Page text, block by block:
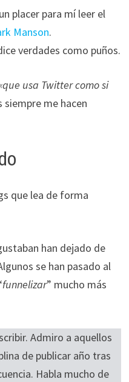
placer para mí leer el
Manson.
verdades como puños.
usa Twitter como si
siempre me hacen
que lea de forma
han dejado de
se han pasado al
funnelizar” mucho más
Admiro a aquellos
de publicar año tras
Habla mucho de